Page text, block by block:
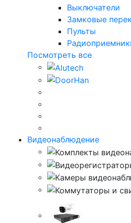
Выключатели
Замковые
Пульты
Посмотреть все
Видеонаблюдение